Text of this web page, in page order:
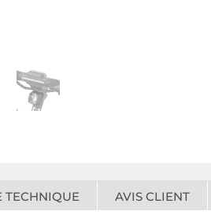
TECHNIQUE AVIS CLIENT